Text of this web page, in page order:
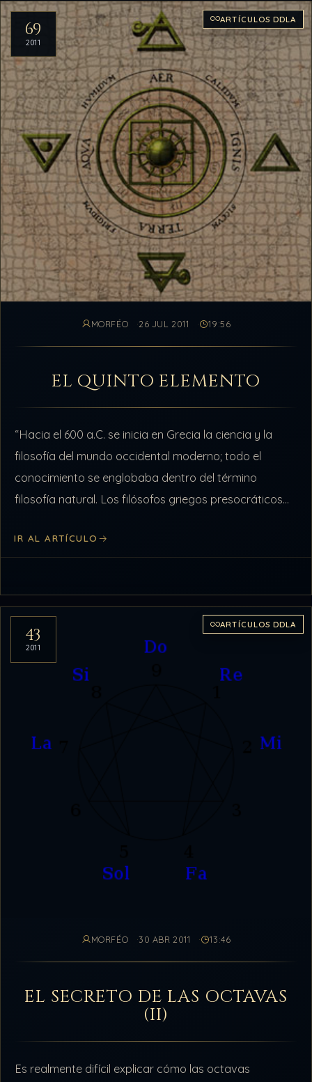
69
2011
ARTÍCULOS DDLA
MORFÉO 26 JUL 2011 19:56
EL QUINTO ELEMENTO
“Hacia el 600 a.C. se inicia en Grecia la ciencia y la
filosofía del mundo occidental moderno; todo el
conocimiento se englobaba dentro del término
filosofía natural. Los filósofos griegos presocráticos
IR AL ARTÍCULO
43
2011
ARTÍCULOS DDLA
MORFÉO 30 ABR 2011 13:46
EL SECRETO DE LAS OCTAVAS
(II)
Es realmente difícil explicar cómo las octavas